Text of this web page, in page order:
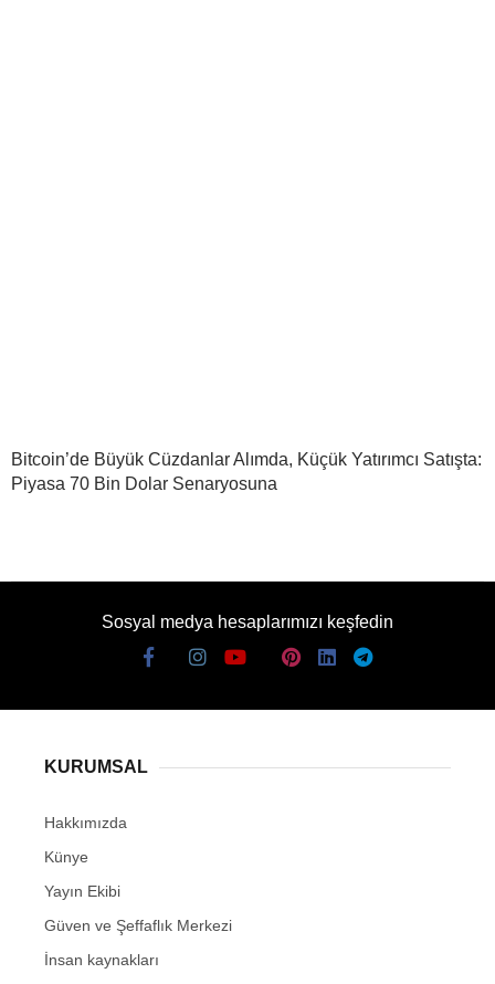
Bitcoin’de Büyük Cüzdanlar Alımda, Küçük Yatırımcı Satışta:
Piyasa 70 Bin Dolar Senaryosuna
Sosyal medya hesaplarımızı keşfedin
KURUMSAL
Hakkımızda
Künye
Yayın Ekibi
Güven ve Şeffaflık Merkezi
İnsan kaynakları